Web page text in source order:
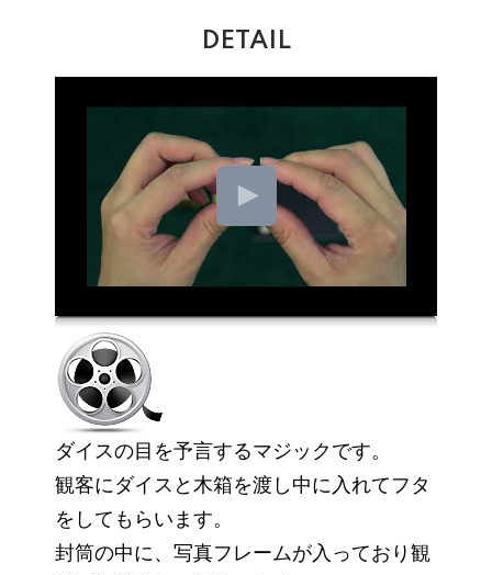
DETAIL
ダイスの目を予言するマジックです。
観客にダイスと木箱を渡し中に入れてフタ
をしてもらいます。
封筒の中に、写真フレームが入っており観